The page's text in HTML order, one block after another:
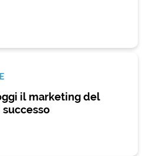
il marketing del
successo